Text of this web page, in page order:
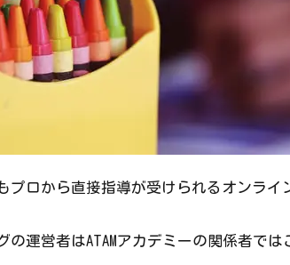
ロから直接指導が受けられるオンライン
の運営者はATAMアカデミーの関係者では